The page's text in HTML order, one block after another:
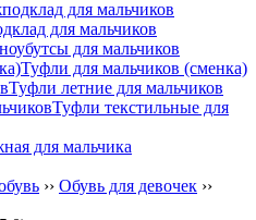
для мальчиков
для мальчиков
Туфли для мальчиков (сменка)
Туфли летние для мальчиков
Туфли текстильные для
для мальчика
›› Обувь для девочек ››